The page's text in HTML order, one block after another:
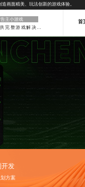
画面精美、玩法创新的游戏体验。
告主小游戏
首
开发
方案